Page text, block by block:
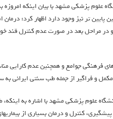
علوم پزشکی مشهد با بیان اینکه
مراحل بعد در صورت عدم کنترل قند
فرهنگی جوامع و همچنین عدم کارایی
مکمل و فراگیر از جمله طب سنتی ایرانی
علوم پزشکی مشهد با اشاره به اینکه،
کنترل و درمان بسیاری از